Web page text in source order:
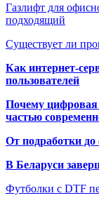
Газлифт для
подходящий
Существует ли
Как интернет-
пользователей
Почему цифровая
частью
От подработки до
В Беларуси
Футболки с DTF